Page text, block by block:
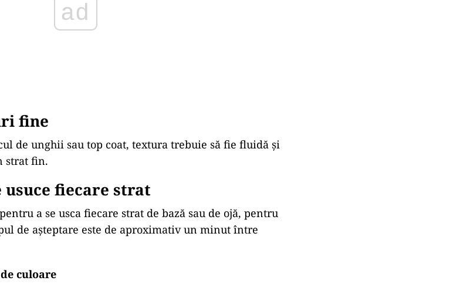
fine
de unghii sau top coat, textura trebuie să fie fluidă și
strat fin.
usuce fiecare strat
a se usca fiecare strat de bază sau de ojă, pentru
de așteptare este de aproximativ un minut între
culoare